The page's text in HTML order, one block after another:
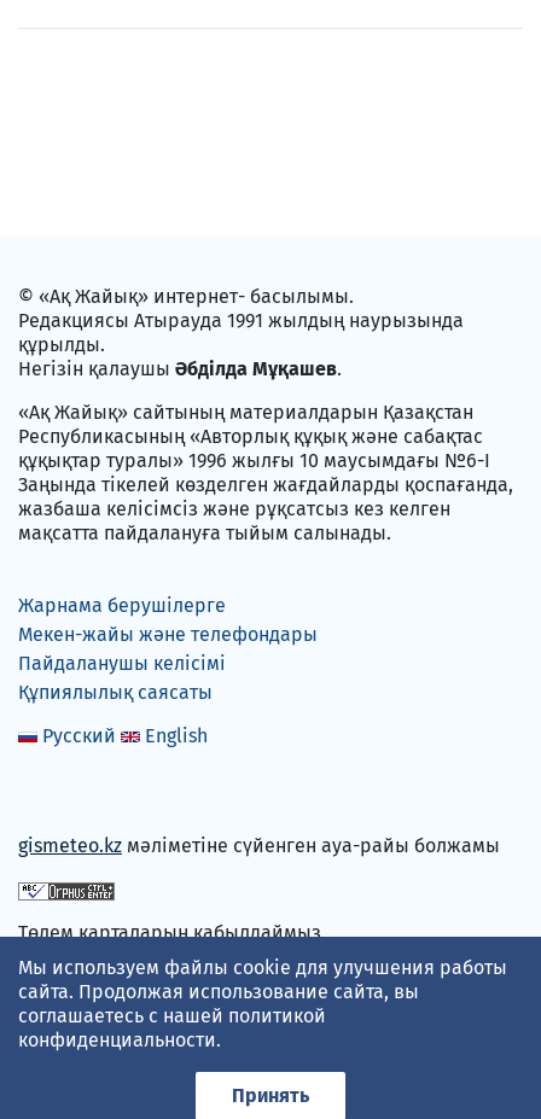
© «Ақ Жайық» интернет- басылымы.
Редакциясы Атырауда 1991 жылдың наурызында
құрылды.
Негізін қалаушы Әбділда Мұқашев.
«Ақ Жайық» сайтының материалдарын Қазақстан
Республикасының «Авторлық құқық және сабақтас
құқықтар туралы» 1996 жылғы 10 маусымдағы №6-I
Заңында тікелей көзделген жағдайларды қоспағанда,
жазбаша келісімсіз және рұқсатсыз кез келген
мақсатта пайдалануға тыйым салынады.
Жарнама берушілерге
Мекен-жайы және телефондары
Пайдаланушы келісімі
Құпиялылық саясаты
Русский
English
gismeteo.kz мәліметіне сүйенген ауа-райы болжамы
Төлем карталарын қабылдаймыз
Мы используем файлы cookie для улучшения работы
сайта. Продолжая использование сайта, вы
соглашаетесь с нашей политикой
конфиденциальности.
Принять